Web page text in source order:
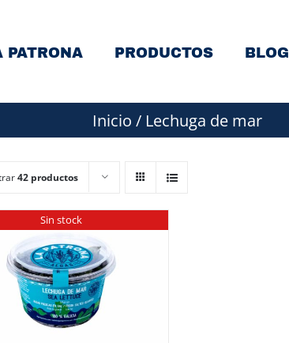
PATRONA PRODUCTOS BLOG
Inicio / Lechuga de mar
42 productos
Sin stock